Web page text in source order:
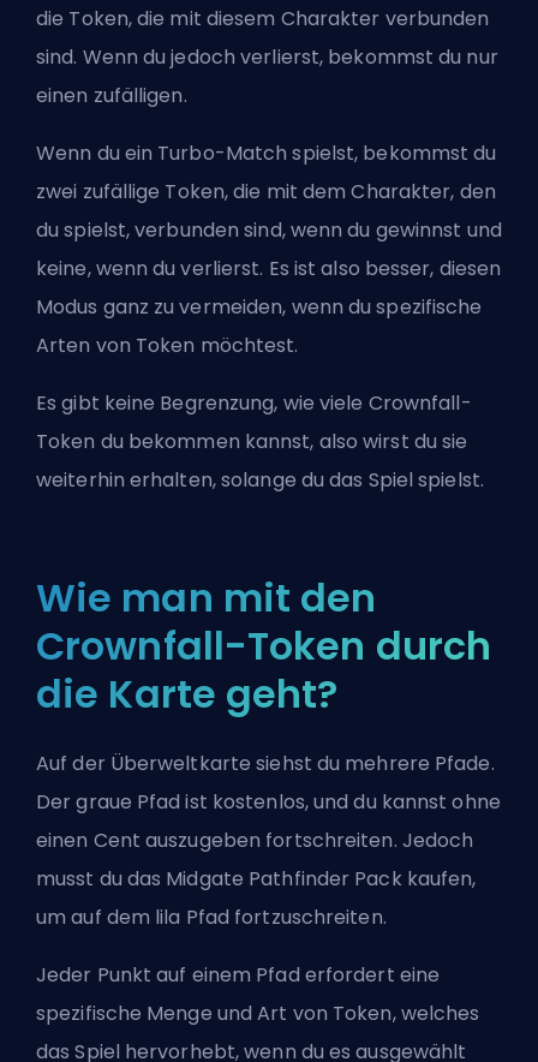
die Token, die mit diesem Charakter verbunden
sind. Wenn du jedoch verlierst, bekommst du nur
einen zufälligen.
Wenn du ein Turbo-Match spielst, bekommst du
zwei zufällige Token, die mit dem Charakter, den
du spielst, verbunden sind, wenn du gewinnst und
keine, wenn du verlierst. Es ist also besser, diesen
Modus ganz zu vermeiden, wenn du spezifische
Arten von Token möchtest.
Es gibt keine Begrenzung, wie viele Crownfall-
Token du bekommen kannst, also wirst du sie
weiterhin erhalten, solange du das Spiel spielst.
Wie man mit den
Crownfall-Token durch
die Karte geht?
Auf der Überweltkarte siehst du mehrere Pfade.
Der graue Pfad ist kostenlos, und du kannst ohne
einen Cent auszugeben fortschreiten. Jedoch
musst du das Midgate Pathfinder Pack kaufen,
um auf dem lila Pfad fortzuschreiten.
Jeder Punkt auf einem Pfad erfordert eine
spezifische Menge und Art von Token, welches
das Spiel hervorhebt, wenn du es ausgewählt